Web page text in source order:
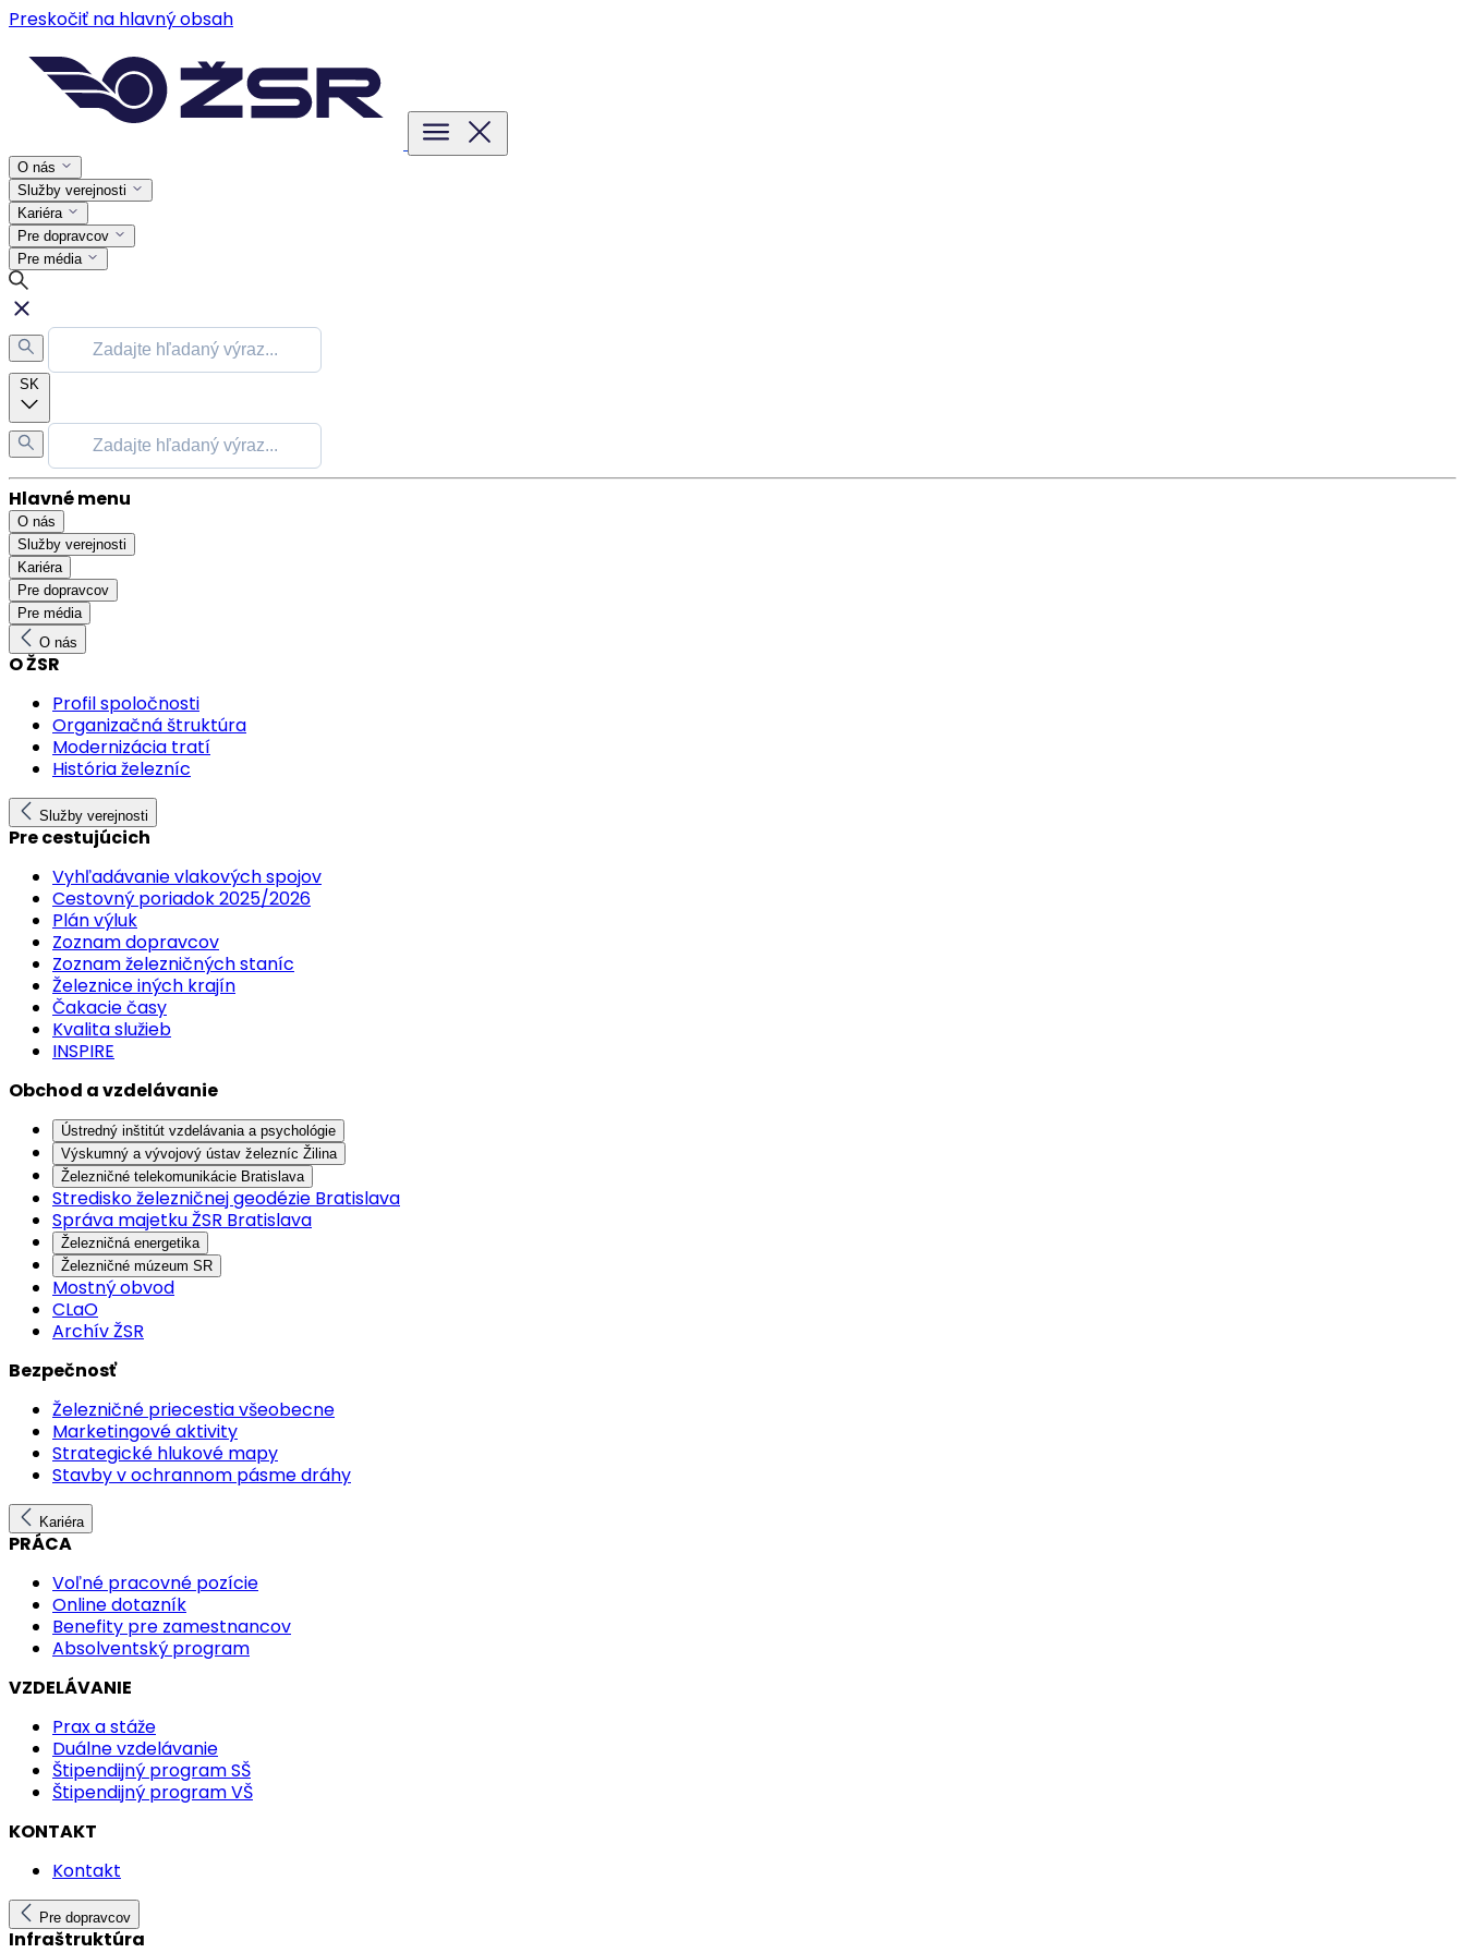
Preskočiť na hlavný obsah
O nás
Služby verejnosti
Kariéra
Pre dopravcov
Pre média
SK
Hlavné menu
O nás
Služby verejnosti
Kariéra
Pre dopravcov
Pre média
O nás
O ŽSR
Profil spoločnosti
Organizačná štruktúra
Modernizácia tratí
História železníc
Služby verejnosti
Pre cestujúcich
Vyhľadávanie vlakových spojov
Cestovný poriadok 2025/2026
Plán výluk
Zoznam dopravcov
Zoznam železničných staníc
Železnice iných krajín
Čakacie časy
Kvalita služieb
INSPIRE
Obchod a vzdelávanie
Ústredný inštitút vzdelávania a psychológie
Výskumný a vývojový ústav železníc Žilina
Železničné telekomunikácie Bratislava
Stredisko železničnej geodézie Bratislava
Správa majetku ŽSR Bratislava
Železničná energetika
Železničné múzeum SR
Mostný obvod
CLaO
Archív ŽSR
Bezpečnosť
Železničné priecestia všeobecne
Marketingové aktivity
Strategické hlukové mapy
Stavby v ochrannom pásme dráhy
Kariéra
PRÁCA
Voľné pracovné pozície
Online dotazník
Benefity pre zamestnancov
Absolventský program
VZDELÁVANIE
Prax a stáže
Duálne vzdelávanie
Štipendijný program SŠ
Štipendijný program VŠ
KONTAKT
Kontakt
Pre dopravcov
Infraštruktúra